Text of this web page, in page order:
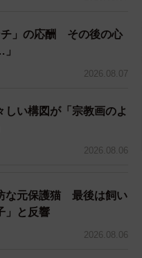
3/12
提供：硝子さん）
をついて回る“猫スト
チ」の応酬 その後の心
2026.08.07
い構図が「宗教画のよ
2026.08.06
な元保護猫 最後は飼い
」と反響
2026.08.06